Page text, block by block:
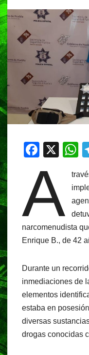
F
c
e
o
o
X
s
A
p
p
A
narcomenudista
Enrique B., de 42
Durante un
inmediaciones de
elementos
estaba en
diversas
drogas conocidas